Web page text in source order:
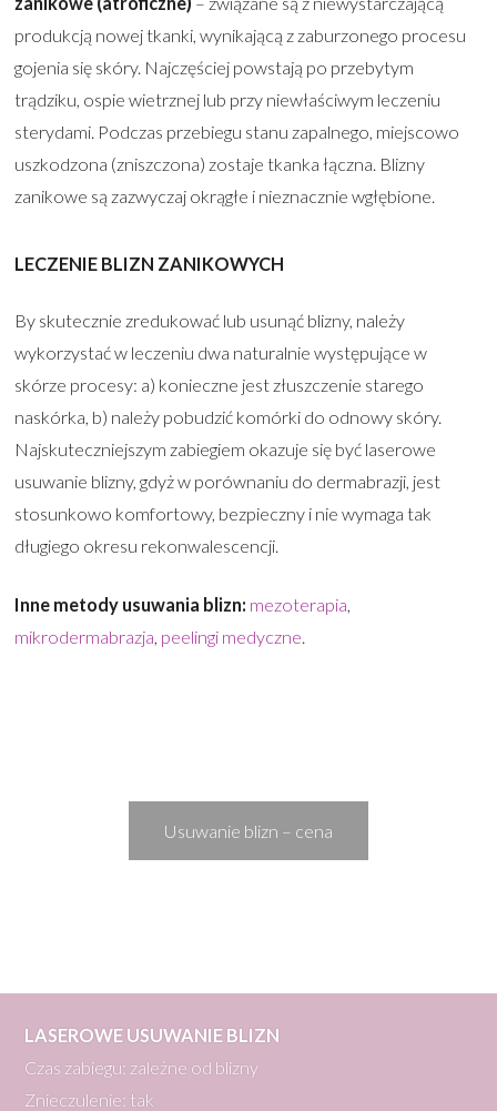
produkcją nowej tkanki, wynikającą z zaburzonego procesu
gojenia się skóry. Najczęściej powstają po przebytym
trądziku, ospie wietrznej lub przy niewłaściwym leczeniu
sterydami. Podczas przebiegu stanu zapalnego, miejscowo
uszkodzona (zniszczona) zostaje tkanka łączna. Blizny
zanikowe są zazwyczaj okrągłe i nieznacznie wgłębione.
LECZENIE BLIZN ZANIKOWYCH
By skutecznie zredukować lub usunąć blizny, należy
wykorzystać w leczeniu dwa naturalnie występujące w
skórze procesy: a) konieczne jest złuszczenie starego
naskórka, b) należy pobudzić komórki do odnowy skóry.
Najskuteczniejszym zabiegiem okazuje się być laserowe
usuwanie blizny, gdyż w porównaniu do dermabrazji, jest
stosunkowo komfortowy, bezpieczny i nie wymaga tak
długiego okresu rekonwalescencji.
Inne metody usuwania blizn: mezoterapia,
mikrodermabrazja, peelingi medyczne.
Usuwanie blizn – cena
LASEROWE USUWANIE BLIZN
Czas zabiegu: zależne od blizny
Znieczulenie: tak